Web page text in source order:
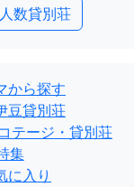
数貸別荘
から探す
豆貸別荘
テージ・貸別荘
集
に入り